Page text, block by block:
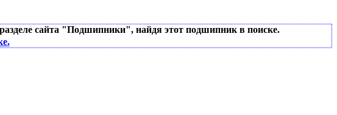
сайта "Подшипники", найдя этот подшипник в поиске.